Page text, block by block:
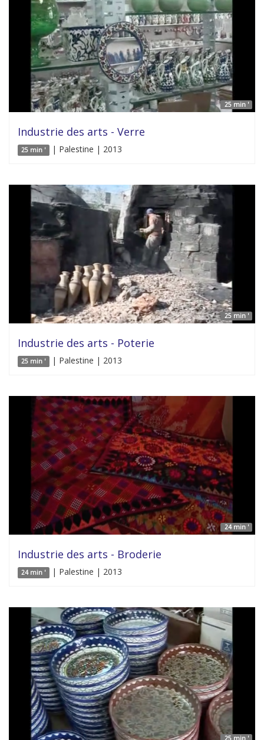
25 min '
Industrie des arts - Verre
25 min ' | Palestine | 2013
25 min '
Industrie des arts - Poterie
25 min ' | Palestine | 2013
24 min '
Industrie des arts - Broderie
24 min ' | Palestine | 2013
25 min '